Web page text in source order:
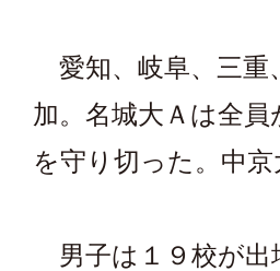
愛知、岐阜、三重
加。名城大Ａは全
を守り切った。中
男子は１９校が出